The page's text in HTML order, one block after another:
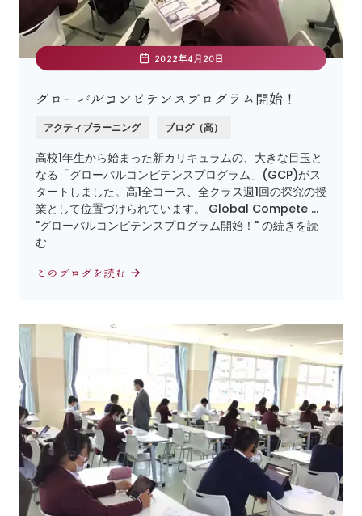
2022年4月20日
グローバルコンピテンスプログラム開始！
アクティブラーニング ブログ（高）
高校1年生から始まった新カリキュラムの、大きな目玉と
なる「グローバルコンピテンスプログラム」(GCP)がス
タートしました。高1全コース、全クラス週1回の探究の授
業として位置づけられています。 Global Compete …
"グローバルコンピテンスプログラム開始！" の続きを読
む
このブログを読む